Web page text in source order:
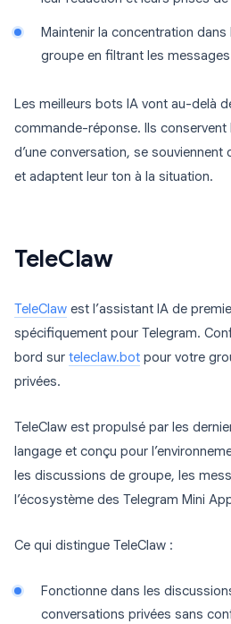
Maintenir la concentration
groupe en filtrant les
Les meilleurs bots IA vont au-delà
commande-réponse. Ils
d’une conversation, se
et adaptent leur ton à la situation.
TeleClaw
TeleClaw est l’assistant IA de
spécifiquement pour Telegram.
bord sur teleclaw.bot pour votre
privées.
TeleClaw est propulsé par les
langage et conçu pour
les discussions de groupe, les
l’écosystème des Telegram Mini
Ce qui distingue TeleClaw :
Fonctionne dans les
conversations privées sans